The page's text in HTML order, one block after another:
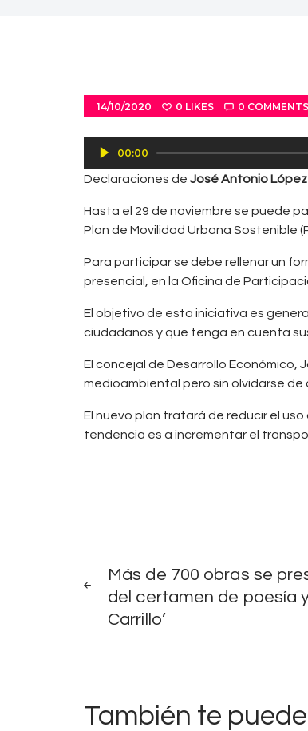
14/10/2020 0 LIKES 0 COMMENTS
Reproductor
audio
00:00
Declaraciones de José Antonio
Hasta el 29 de noviembre se puede
Plan de Movilidad Urbana Sostenible
Para participar se debe rellenar un
presencial, en la Oficina de
El objetivo de esta iniciativa es
ciudadanos y que tenga en cuenta
El concejal de Desarrollo Económico,
medioambiental pero sin olvidarse
El nuevo plan tratará de reducir el
tendencia es a incrementar el
Navegación
de
entradas
ANTERIORES
Más de 700 obras se
del certamen de poesía
Carrillo’
También te